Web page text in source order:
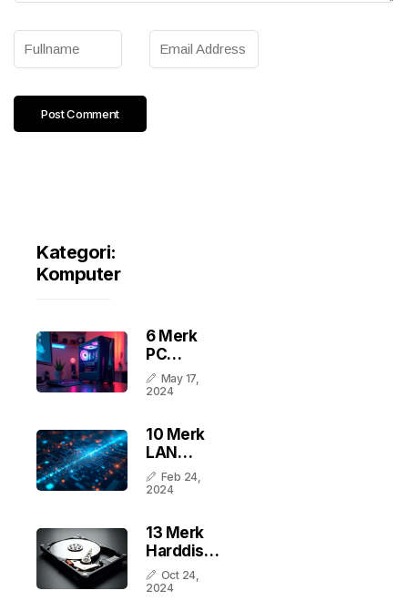
Kategori:
Komputer
6 Merk
PC
Gaming
Terbaik
Indonesia
May 17,
2024
10 Merk
LAN
Tester
Terbaik
Indonesia
Feb 24,
2024
13 Merk
Harddisk
Terbaik
Di
Oct 24,
2024